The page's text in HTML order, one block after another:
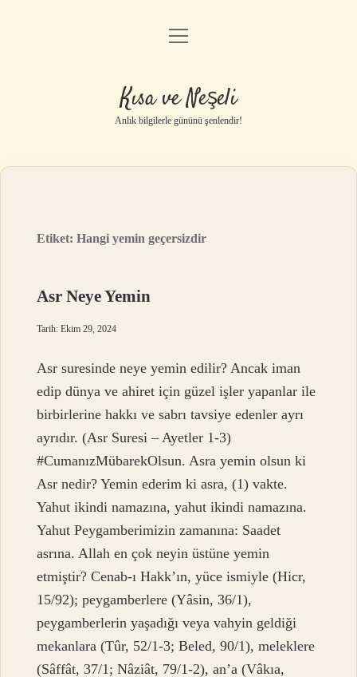
Anasayfa
Yasal Uyarı
menüyü
Kısa ve Neşeli
Anlık bilgilerle gününü şenlendir!
Etiket:Hangi yemin geçersizdir
Asr Neye Yemin
Tarih: Ekim 29, 2024
Asr suresinde neye yemin edilir? Ancak iman
edip dünya ve ahiret için güzel işler yapanlar ile
birbirlerine hakkı ve sabrı tavsiye edenler ayrı
ayrıdır. (Asr Suresi – Ayetler 1-3)
#CumanızMübarekOlsun. Asra yemin olsun ki
Asr nedir? Yemin ederim ki asra, (1) vakte.
Yahut ikindi namazına, yahut ikindi namazına.
Yahut Peygamberimizin zamanına: Saadet
asrına. Allah en çok neyin üstüne yemin
etmiştir? Cenab-ı Hakk’ın, yüce ismiyle (Hicr,
15/92); peygamberlere (Yâsin, 36/1),
peygamberlerin yaşadığı veya vahyin geldiği
mekanlara (Tûr, 52/1-3; Beled, 90/1), meleklere
(Sâffât, 37/1; Nâziât, 79/1-2), an’a (Vâkıa,